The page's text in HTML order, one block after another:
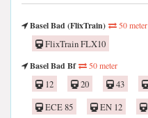
Basel Bad (FlixTrain) 50 meter
FlixTrain FLX10
Basel Bad Bf
50 meter
12 20 43
ECE 85
EN 12